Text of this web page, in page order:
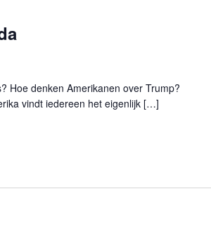
Hoe denken Amerikanen over Trump?
vindt iedereen het eigenlijk […]